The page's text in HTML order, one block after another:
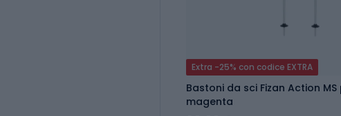
Extra -25% con codice EXTRA
Bastoni da sci Fizan Action
magenta